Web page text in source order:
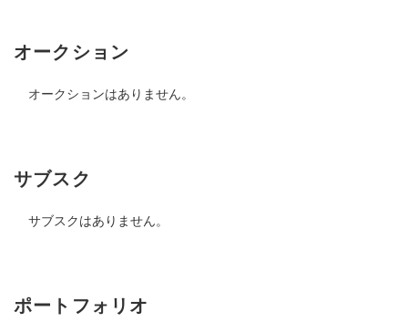
オークション
オークションはありません。
サブスク
サブスクはありません。
ポートフォリオ